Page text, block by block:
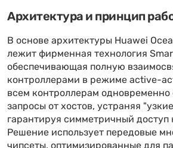
Архитектура и принцип
В основе архитектуры Huawei
лежит фирменная технология
обеспечивающая полную
контроллерами в режиме active-
всем контроллерам
запросы от хостов, устраняя
гарантируя симметричный
Решение использует передовые